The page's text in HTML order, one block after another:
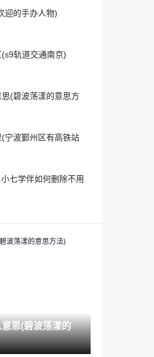
迎的手办人物)
轨道交通南京)
(碧波荡漾的意思方
宁波鄞州区有高铁站
七学伴如何删除不用
赚钱最快的软件)
思(碧波荡漾的